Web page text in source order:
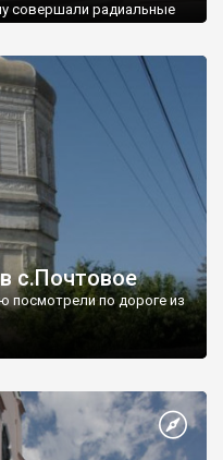
совершали радиальные
с.Почтовое
посмотрели по дороге из